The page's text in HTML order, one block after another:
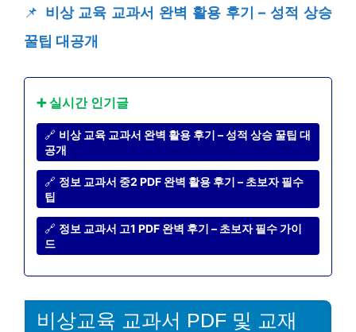
📌 비상 교육 교과서 완벽 활용 후기 – 성적 상승
꿀팁 대공개
➕ 실시간 인기글
🔗 비상 교육 교과서 완벽 활용 후기 – 성적 상승 꿀팁 대
공개
🔗 정보 교과서 중2 PDF 완벽 활용 후기 – 초보자 필수
팁
🔗 정보 교과서 고1 PDF 완벽 후기 – 초보자 필수 가이
드
비상교육 교과서 PDF 및 교재